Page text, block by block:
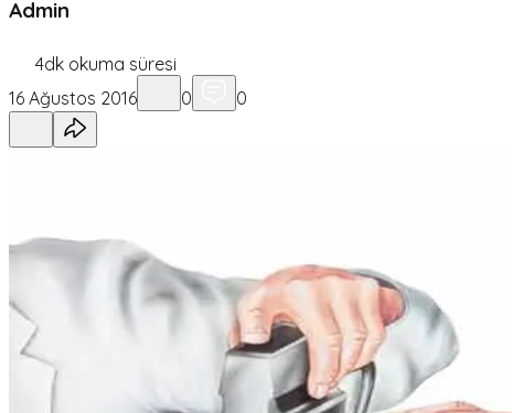
Admin
4dk okuma süresi
16 Ağustos 2016
0 0